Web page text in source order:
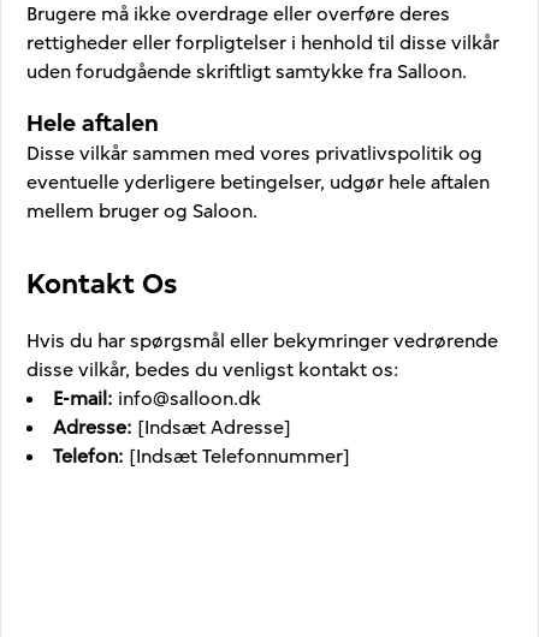
Brugere må ikke overdrage eller overføre deres
rettigheder eller forpligtelser i henhold til disse vilkår
uden forudgående skriftligt samtykke fra Salloon.
Hele aftalen
Disse vilkår sammen med vores privatlivspolitik og
eventuelle yderligere betingelser, udgør hele aftalen
mellem bruger og Saloon.
Kontakt Os
Hvis du har spørgsmål eller bekymringer vedrørende
disse vilkår, bedes du venligst kontakt os:
E-mail: info@salloon.dk
Adresse: [Indsæt Adresse]
Telefon: [Indsæt Telefonnummer]